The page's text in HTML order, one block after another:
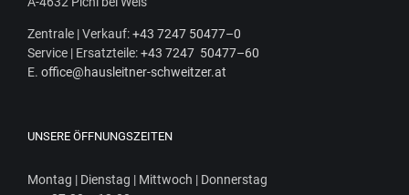
Zen­tra­le | Ver­kauf:+43 7247 50477–0
Ser­vice | Ersatz­tei­le:+43 7247 50477–60
E. office@hausleitner-schweitzer.at
UNSERE ÖFFNUNGSZEITEN
Mon­tag | Diens­tag | Mitt­woch | Donnerstag